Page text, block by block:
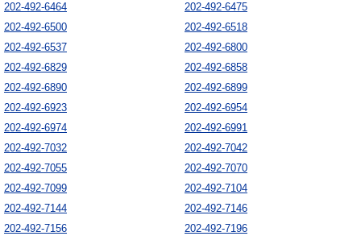
202-492-6464
202-492-6475
202-492-6500
202-492-6518
202-492-6537
202-492-6800
202-492-6829
202-492-6858
202-492-6890
202-492-6899
202-492-6923
202-492-6954
202-492-6974
202-492-6991
202-492-7032
202-492-7042
202-492-7055
202-492-7070
202-492-7099
202-492-7104
202-492-7144
202-492-7146
202-492-7156
202-492-7196